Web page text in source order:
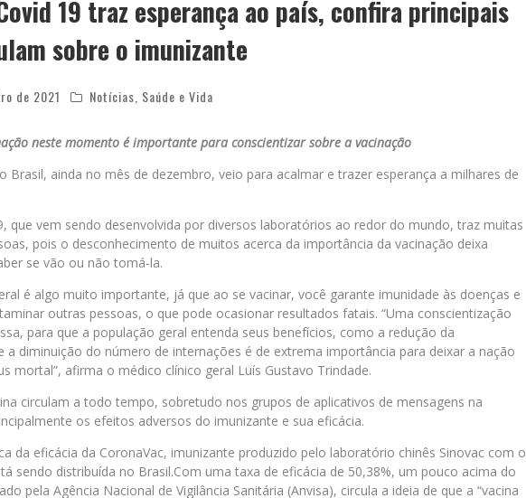
19 traz esperança ao país, confira principais
sobre o imunizante
de 2021 Notícias Saúde e Vida
neste momento é importante para conscientizar sobre a vacinação
Brasil, ainda no mês de dezembro, veio para acalmar e trazer esperança a milhares de
que vem sendo desenvolvida por diversos laboratórios ao redor do mundo, traz muitas
pois o desconhecimento de muitos acerca da importância da vacinação deixa
se vão ou não tomá-la.
é algo muito importante, já que ao se vacinar, você garante imunidade às doenças e
outras pessoas, o que pode ocasionar resultados fatais. “Uma conscientização
para que a população geral entenda seus benefícios, como a redução da
a diminuição do número de internações é de extrema importância para deixar a nação
mortal”, afirma o médico clínico geral Luís Gustavo Trindade.
circulam a todo tempo, sobretudo nos grupos de aplicativos de mensagens na
os efeitos adversos do imunizante e sua eficácia.
da eficácia da CoronaVac, imunizante produzido pelo laboratório chinês Sinovac com o
sendo distribuída no Brasil.Com uma taxa de eficácia de 50,38%, um pouco acima do
pela Agência Nacional de Vigilância Sanitária (Anvisa), circula a ideia de que a “vacina